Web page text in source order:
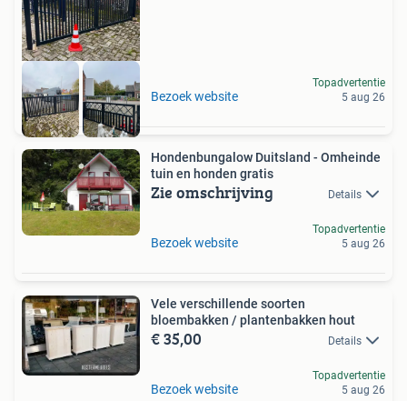
Bezoek website
Topadvertentie
5 aug 26
Hondenbungalow Duitsland - Omheinde
tuin en honden gratis
Zie omschrijving Details
Bezoek website
Topadvertentie
5 aug 26
Vele verschillende soorten
bloembakken / plantenbakken hout
€ 35,00 Details
Bezoek website
Topadvertentie
5 aug 26